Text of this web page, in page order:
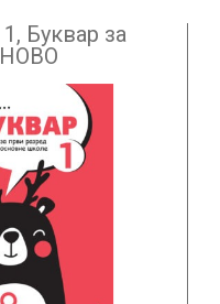
Буквар за
НОВО